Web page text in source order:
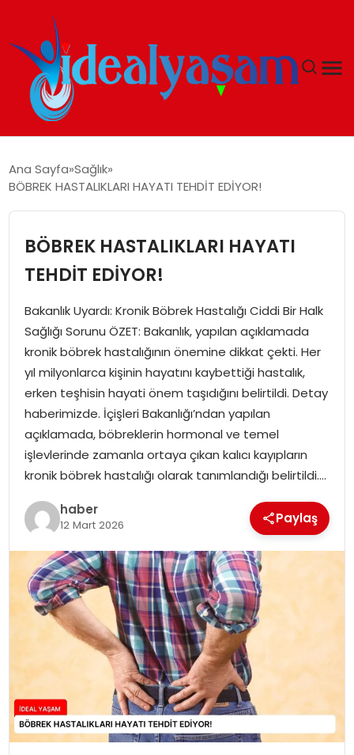
EKONOMI
İDEAL YAŞAM
İDEAL SPOR
YAŞAM
MAGAZIN
SAĞLIK
SOSYAL HABER
Ana Sayfa Sağlık
BÖBREK HASTALIKLARI HAYATI TEHDİT EDİYOR!
BÖBREK HASTALIKLARI HAYATI
TEHDİT EDİYOR!
Bakanlık Uyardı: Kronik Böbrek Hastalığı Ciddi Bir Halk
Sağlığı Sorunu ÖZET: Bakanlık, yapılan açıklamada
kronik böbrek hastalığının önemine dikkat çekti. Her
yıl milyonlarca kişinin hayatını kaybettiği hastalık,
erken teşhisin hayati önem taşıdığını belirtildi. Detay
haberimizde. İçişleri Bakanlığı’ndan yapılan
açıklamada, böbreklerin hormonal ve temel
işlevlerinde zamanla ortaya çıkan kalıcı kayıpların
kronik böbrek hastalığı olarak tanımlandığı belirtildi….
haber
12 Mart 2026 Paylaş